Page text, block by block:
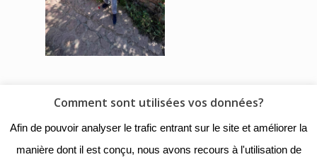
© 2018 - Collège Henri de
Navarre |Mentions légales|
Comment sont utilisées vos données?
Afin de pouvoir analyser le trafic entrant sur le site et améliorer la
manière dont il est conçu, nous avons recours à l'utilisation de